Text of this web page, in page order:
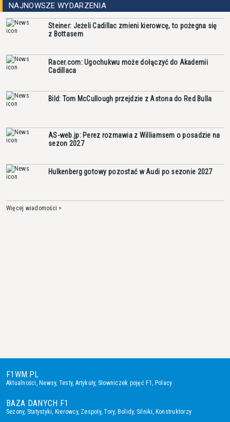
NAJNOWSZE WYDARZENIA
Steiner: Jeżeli Cadillac zmieni kierowcę, to pożegna się
z Bottasem
Racer.com: Ugochukwu może dołączyć do Akademii
Cadillaca
Bild: Tom McCullough przejdzie z Astona do Red Bulla
AS-web.jp: Perez rozmawia z Williamsem o posadzie na
sezon 2027
Hulkenberg gotowy pozostać w Audi po sezonie 2027
Więcej wiadomości >
F1WM.PL
Aktualności,Newsy, Testy, Artykuły, Słowniczek pojęć F1, Polacy
BAZA DANYCH F1
Sezony, Statystyki, Kierowcy, Zespoły,Tory, Bolidy, Silniki, Konstruktorzy